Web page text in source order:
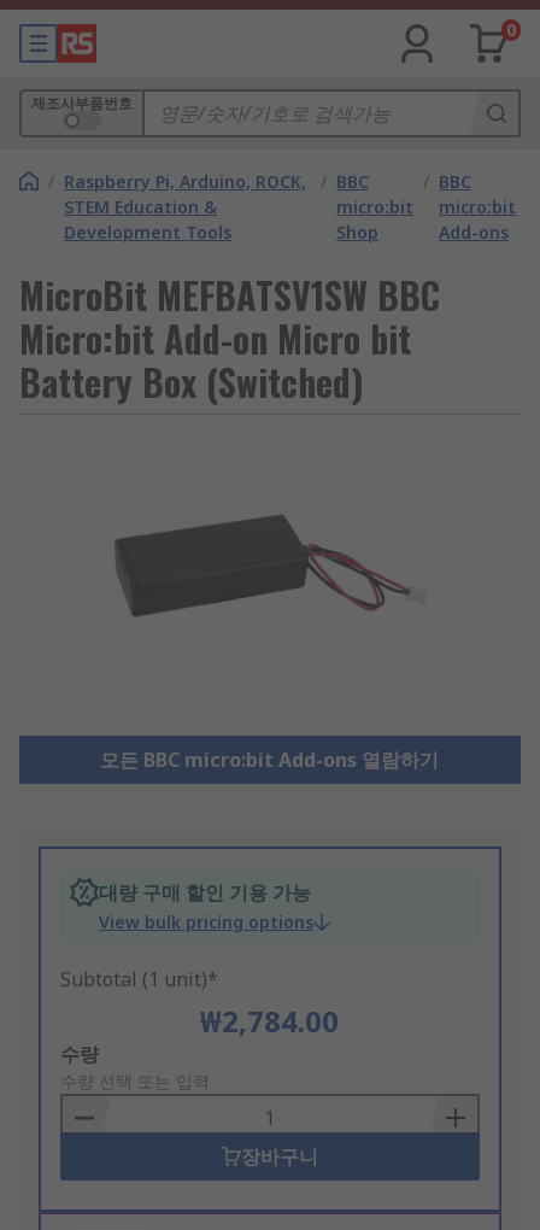
0
제조사부품번호
/ Raspberry Pi, Arduino, ROCK,
STEM Education &
Development Tools
/ BBC
micro:bit
Shop
/ BBC
micro:bit
Add-ons
MicroBit MEFBATSV1SW BBC
Micro:bit Add-on Micro bit
Battery Box (Switched)
모든 BBC micro:bit Add-ons 열람하기
대량 구매 할인 기용 가능
View bulk pricing options
Subtotal (1 unit)*
₩2,784.00
Add
to
Basket
수량
수량 선택 또는 입력
장바구니